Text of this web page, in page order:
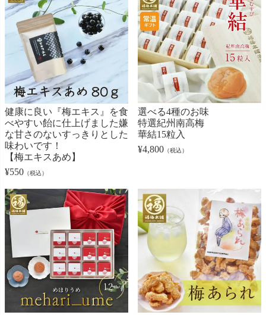
健康に良い『梅エキス』を食
べやすい飴に仕上げました嫌
な甘さのないすっきりとした
味わいです！
【梅エキスあめ】
¥550 （税込）
選べる4種のお味
特選紀州南高梅
華結15粒入
¥4,800 （税込）